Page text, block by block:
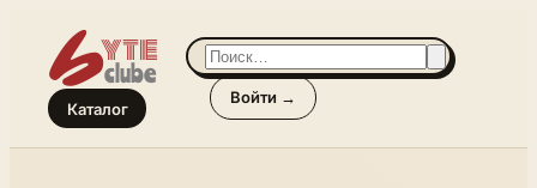
Каталог
Войти →